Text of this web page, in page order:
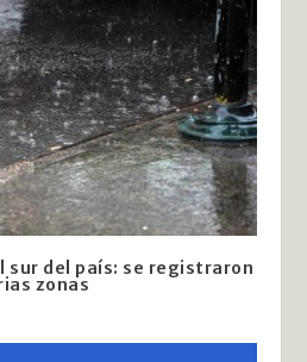
sur del país: se registraron
zonas